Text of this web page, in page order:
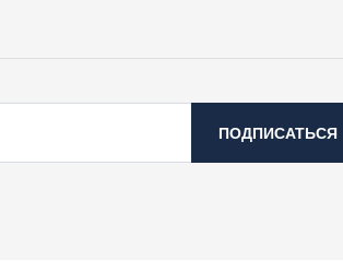
ПОДПИСАТЬСЯ